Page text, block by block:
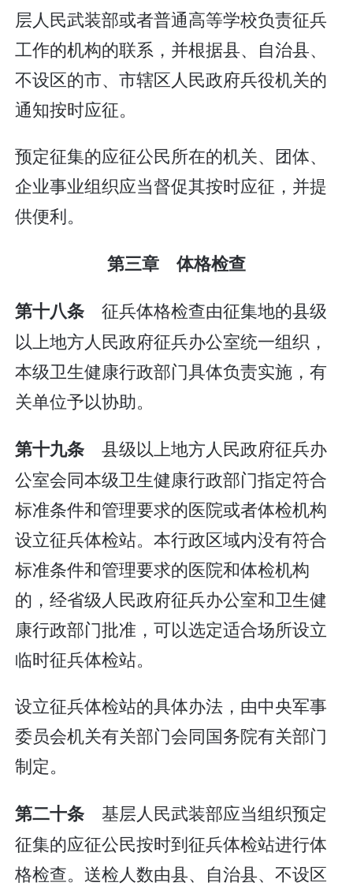
层人民武装部或者普通高等学校负责征兵
工作的机构的联系，并根据县、自治县、
不设区的市、市辖区人民政府兵役机关的
通知按时应征。
预定征集的应征公民所在的机关、团体、
企业事业组织应当督促其按时应征，并提
供便利。
第三章 体格检查
第十八条 征兵体格检查由征集地的县级
以上地方人民政府征兵办公室统一组织，
本级卫生健康行政部门具体负责实施，有
关单位予以协助。
第十九条 县级以上地方人民政府征兵办
公室会同本级卫生健康行政部门指定符合
标准条件和管理要求的医院或者体检机构
设立征兵体检站。本行政区域内没有符合
标准条件和管理要求的医院和体检机构
的，经省级人民政府征兵办公室和卫生健
康行政部门批准，可以选定适合场所设立
临时征兵体检站。
设立征兵体检站的具体办法，由中央军事
委员会机关有关部门会同国务院有关部门
制定。
第二十条 基层人民武装部应当组织预定
征集的应征公民按时到征兵体检站进行体
格检查。送检人数由县、自治县、不设区